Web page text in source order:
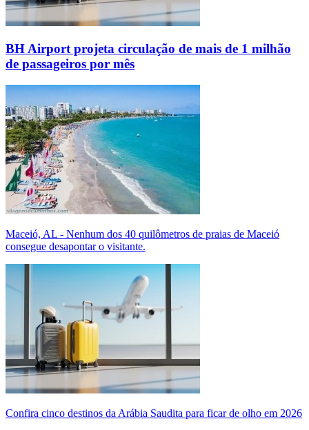
BH Airport projeta circulação de mais de 1 milhão
de passageiros por mês
Maceió, AL - Nenhum dos 40 quilômetros de praias de Maceió
consegue desapontar o visitante.
Confira cinco destinos da Arábia Saudita para ficar de olho em 2026